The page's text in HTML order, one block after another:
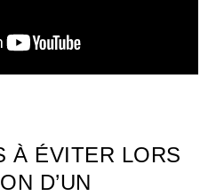
À ÉVITER LORS
D’UN